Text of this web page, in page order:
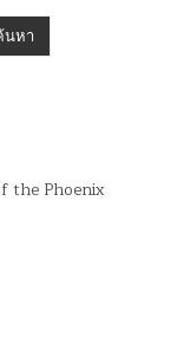
นหา
the Phoenix